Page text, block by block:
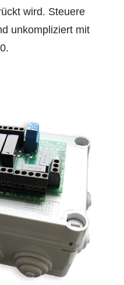
wird. Steuere
unkompliziert mit